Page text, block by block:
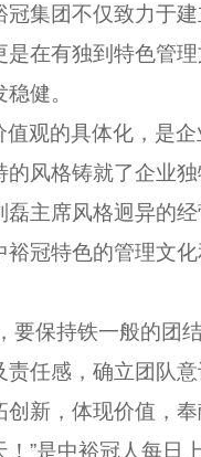
集团不仅致力于
在有独到特色管
健。
观的具体化，是
风格铸就了企业
主席风格迥异的
冠特色的管理文
要保持铁一般的团
任感，确立团队
新，体现价值，
”是中裕冠人每日